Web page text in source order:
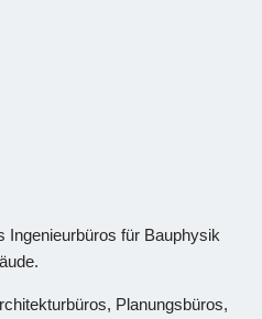
Ingenieurbüros für Bauphysik
Planungsbüros,